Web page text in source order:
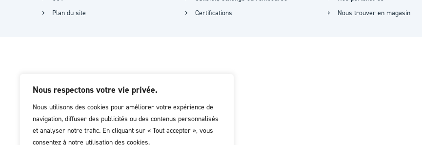
Nous respectons votre vie privée.
Nous utilisons des cookies pour améliorer votre expérience de
navigation, diffuser des publicités ou des contenus personnalisés
et analyser notre trafic. En cliquant sur « Tout accepter », vous
consentez à notre utilisation des cookies.
Plan du site
Certifications
Nous trouver en magasin